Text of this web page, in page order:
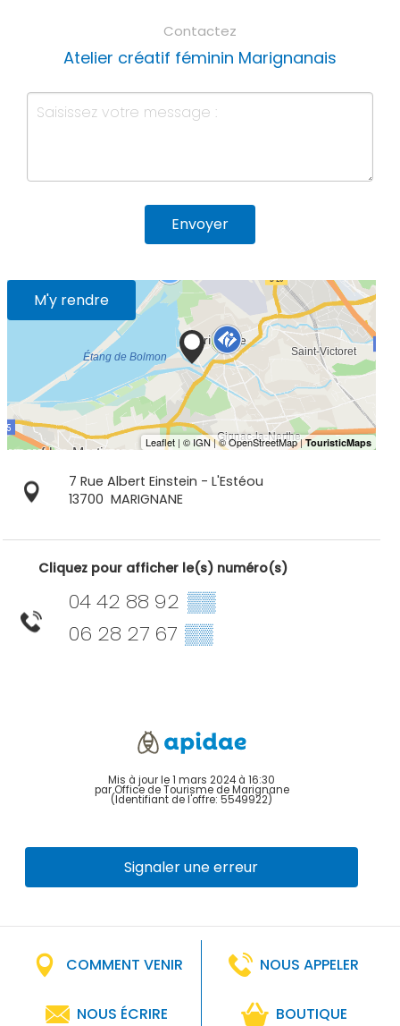
Contactez
Atelier créatif féminin Marignanais
Envoyer
M'y rendre
7 Rue Albert Einstein - L'Estéou
13700 MARIGNANE
Cliquez pour afficher le(s) numéro(s)
04 42 88 92 ▒▒
06 28 27 67 ▒▒
Mis à jour le 1 mars 2024 à 16:30
par Office de Tourisme de Marignane
(Identifiant de l'offre: 5549922)
Signaler une erreur
COMMENT VENIR NOUS APPELER
NOUS ÉCRIRE BOUTIQUE